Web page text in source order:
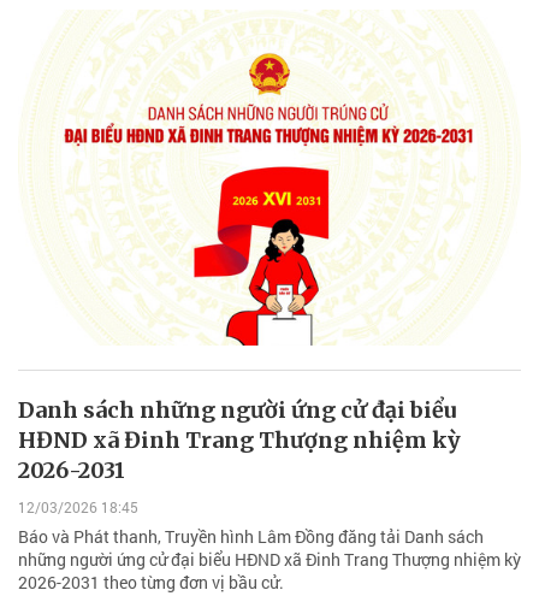
Danh sách những người ứng cử đại biểu
HĐND xã Đinh Trang Thượng nhiệm kỳ
2026-2031
12/03/2026 18:45
Báo và Phát thanh, Truyền hình Lâm Đồng đăng tải Danh sách
những người ứng cử đại biểu HĐND xã Đinh Trang Thượng nhiệm kỳ
2026-2031 theo từng đơn vị bầu cử.